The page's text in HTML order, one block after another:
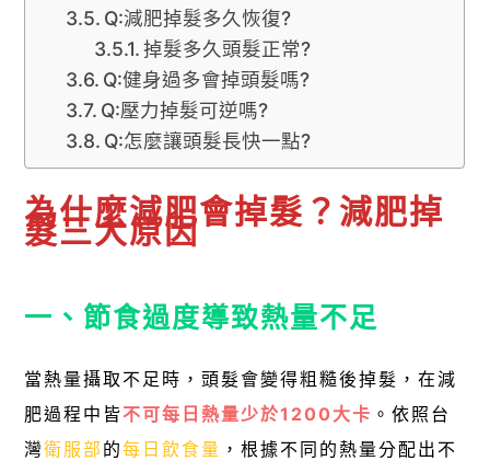
Q:減肥掉髮多久恢復?
掉髮多久頭髮正常?
Q:健身過多會掉頭髮嗎?
Q:壓力掉髮可逆嗎?
Q:怎麼讓頭髮長快一點?
為什麼減肥會掉髮？減肥掉
髮三大原因
一、節食過度導致熱量不足
當熱量攝取不足時，頭髮會變得粗糙後掉髮，在減
肥過程中皆不可每日熱量少於1200大卡 。依照台
灣衛服部 的每日飲食量 ，根據不同的熱量分配出不